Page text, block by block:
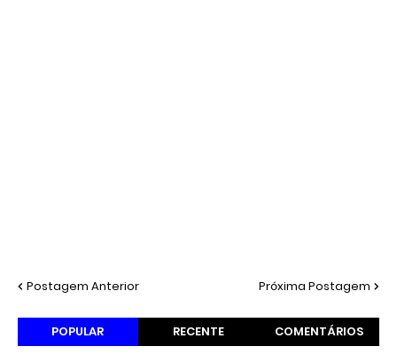
Postagem Anterior Próxima Postagem
POPULAR RECENTE COMENTÁRIOS